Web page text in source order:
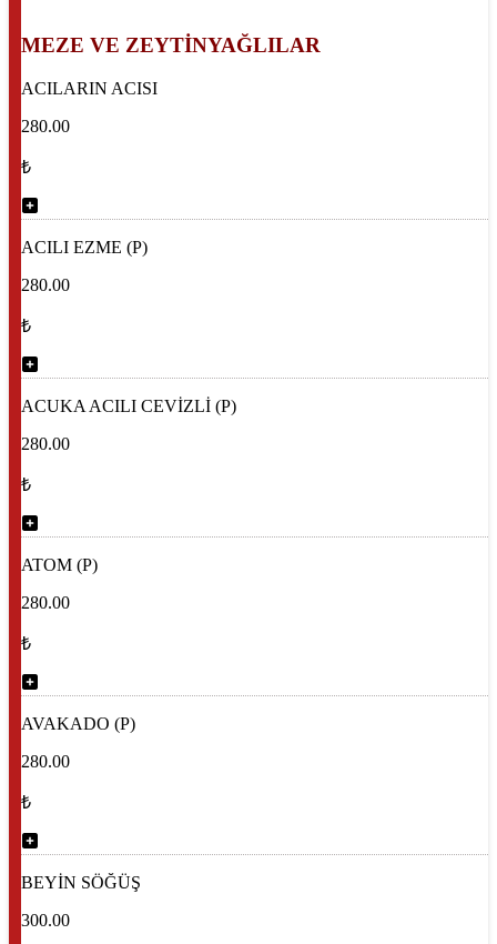
MEZE VE ZEYTİNYAĞLILAR
ACILARIN ACISI
280.00
₺
ACILI EZME (P)
280.00
₺
ACUKA ACILI CEVİZLİ (P)
280.00
₺
ATOM (P)
280.00
₺
AVAKADO (P)
280.00
₺
BEYİN SÖĞÜŞ
300.00